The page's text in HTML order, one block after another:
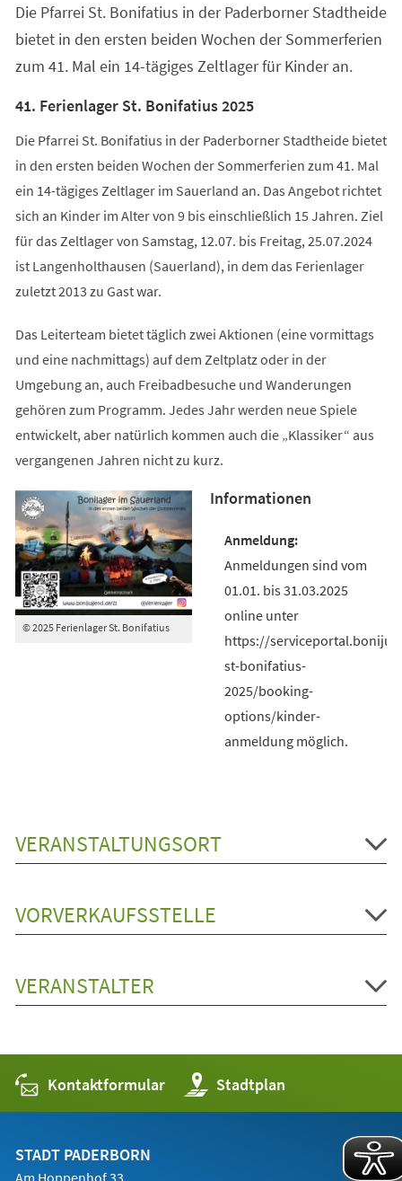
neuen
Tab)
Die Pfarrei St. Bonifatius in der Paderborner Stadtheide
bietet in den ersten beiden Wochen der Sommerferien
zum 41. Mal ein 14-tägiges Zeltlager für Kinder an.
41. Ferienlager St. Bonifatius 2025
Die Pfarrei St. Bonifatius in der Paderborner Stadtheide bietet
in den ersten beiden Wochen der Sommerferien zum 41. Mal
ein 14-tägiges Zeltlager im Sauerland an. Das Angebot richtet
sich an Kinder im Alter von 9 bis einschließlich 15 Jahren. Ziel
für das Zeltlager von Samstag, 12.07. bis Freitag, 25.07.2024
ist Langenholthausen (Sauerland), in dem das Ferienlager
zuletzt 2013 zu Gast war.
Das Leiterteam bietet täglich zwei Aktionen (eine vormittags
und eine nachmittags) auf dem Zeltplatz oder in der
Umgebung an, auch Freibadbesuche und Wanderungen
gehören zum Programm. Jedes Jahr werden neue Spiele
entwickelt, aber natürlich kommen auch die „Klassiker“ aus
vergangenen Jahren nicht zu kurz.
© 2025 Ferienlager St. Bonifatius
Informationen
Anmeldungen sind vom
01.01. bis 31.03.2025
online unter
https://
st-bonifatius-
2025/booking-
options/kinder-
anmeldung möglich.
VERANSTALTUNGSORT
VORVERKAUFSSTELLE
VERANSTALTER
Kontaktformular Stadtplan
(Öffnet
in
einem
STADT PADERBORN
Am Hoppenhof 33